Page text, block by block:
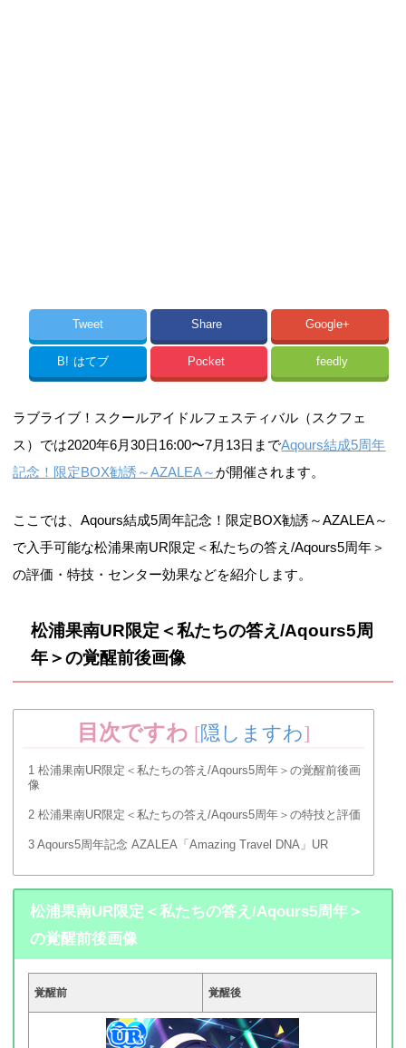
Tweet Share Google+
B! はてブ Pocket feedly
ラブライブ！スクールアイドルフェスティバル（スクフェ
ス）では2020年6月30日16:00〜7月13日までAqours結成5周年
記念！限定BOX勧誘～AZALEA～ が開催されます。
ここでは、Aqours結成5周年記念！限定BOX勧誘～AZALEA～
で入手可能な松浦果南UR限定＜私たちの答え/Aqours5周年＞
の評価・特技・センター効果などを紹介します。
松浦果南UR限定＜私たちの答え/Aqours5周
年＞の覚醒前後画像
目次ですわ [隠しますわ]
1 松浦果南UR限定＜私たちの答え/Aqours5周年＞の覚醒前後画
像
2 松浦果南UR限定＜私たちの答え/Aqours5周年＞の特技と評価
3 Aqours5周年記念 AZALEA「Amazing Travel DNA」UR
松浦果南UR限定＜私たちの答え/Aqours5周年＞
の覚醒前後画像
覚醒前 覚醒後